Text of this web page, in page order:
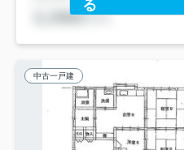
る
中古一戸建